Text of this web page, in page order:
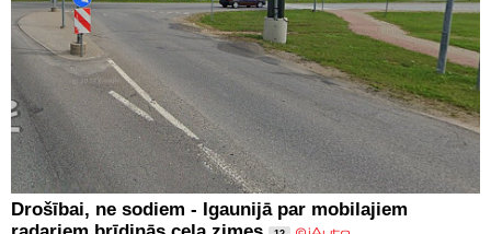
Drošībai, ne sodiem - Igaunijā par mobilajiem